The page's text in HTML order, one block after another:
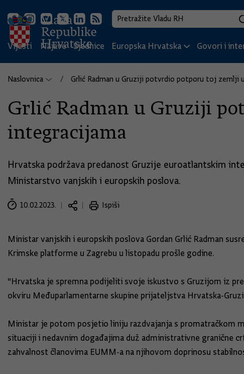
Vijesti Najave Sjednice Europska Hrvatska Govori i
Naslovnica Grlić Radman u Gruziji potvrdio potporu toj zemlji
Grlić Radman u Gruziji
integracijama
Hrvatska podržava predanost Gruzije euroatlantskim
Ministarstvo vanjskih i europskih poslova.
10.02.2023. Ispiši
Ministar vanjskih i europskih poslova Gordan Grlić Radman
Krimske platforme u Zagrebu u listopadu prošle godine.
"Hrvatska je spremna podijeliti svoje iskustvo s Gruzijom iz
okviru Međuparlamentarne skupine prijateljstva Hrvatska-
Ministar je potom posjetio liniju razdvajanja s promatračkom
situaciji i nedavnim događajima duž administrativne granične
zahvalnost članovima EUMM-a na njihovom doprinosu